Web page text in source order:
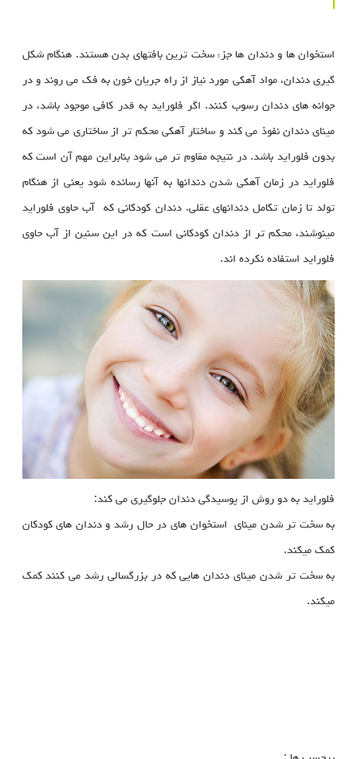
استخوان ها و دندان ها جزء سخت ترین بافتهای بدن هستند. هنگام شکل
گیری دندان، مواد آهکی مورد نیاز از راه جریان خون به فک می روند و در
جوانه های دندان رسوب کنند. اگر فلوراید به قدر کافی موجود باشد، در
مینای دندان نفوذ می کند و ساختار آهکی محکم تر از ساختاری می شود که
بدون فلوراید باشد. در نتیجه مقاوم تر می شود بنابراین مهم آن است که
فلوراید در زمان آهکی شدن دندانها به آنها رسانده شود یعنی از هنگام
تولد تا زمان تکامل دندانهای عقلی. دندان کودکانی که آب حاوی فلوراید
مینوشند، محکم تر از دندان کودکانی است که در این سنین از آب حاوی
فلوراید استفاده نکرده اند.
فلوراید به دو روش از پوسیدگی دندان جلوگیری می کند:
به سخت تر شدن مینای استخوان های در حال رشد و دندان های کودکان
کمک میکند.
به سخت تر شدن مینای دندان هایی که در بزرگسالی رشد می کنند کمک
میکند.